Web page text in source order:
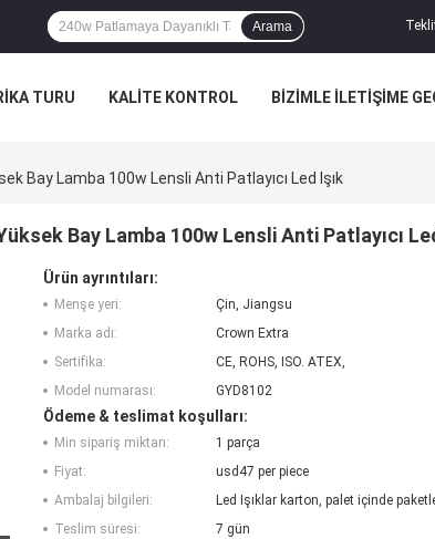
Arama
TURU KALITE KONTROL BIZIMLE ILETIŞIME
Bay Lamba 100w Lensli Anti Patlayıcı Led Işık
Bay Lamba 100w Lensli Anti Patlayıcı
Ürün ayrıntıları:
Menşe yeri:
Çin, Jiangsu
Marka adı:
Crown Extra
Sertifika:
CE, ROHS, ISO. ATEX,
Model numarası:
GYD8102
Ödeme & teslimat koşulları:
Min sipariş miktarı:
1 parça
Fiyat:
usd47 per piece
Ambalaj bilgileri:
Led Işıklar karton, palet içinde
Teslim süresi:
7 gün